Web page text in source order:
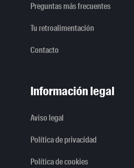
Preguntas más frecuentes
Tu retroalimentación
Contacto
Información legal
Aviso legal
Política de privacidad
Política de cookies